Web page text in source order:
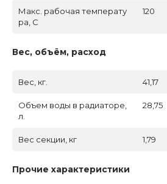
Макс. рабочая температу
ра, C
120
Вес, объём, расход
Вес, кг. 41,17
Объем воды в радиаторе,
л.
28,75
Вес секции, кг 1,79
Прочие характеристики